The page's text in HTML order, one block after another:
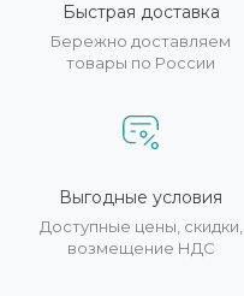
Быстрая доставка
Бережно доставляем
товары по России
Выгодные условия
Доступные цены, скидки,
возмещение НДС